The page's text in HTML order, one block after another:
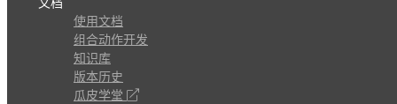
文档
使用文档
组合动作开发
知识库
版本历史
瓜皮学堂